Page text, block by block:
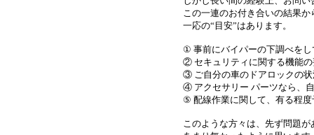
この一連のお付き合いの結果
一応の“目安”はあります。
① 事前にバイパーの下調べをし
② セキュリティに関する機能
③ ご自分の車のドアロックの
④ アクセサリー パーツなら、
⑤ 配線作業に関して、有る程
このような方々は、先ず問題